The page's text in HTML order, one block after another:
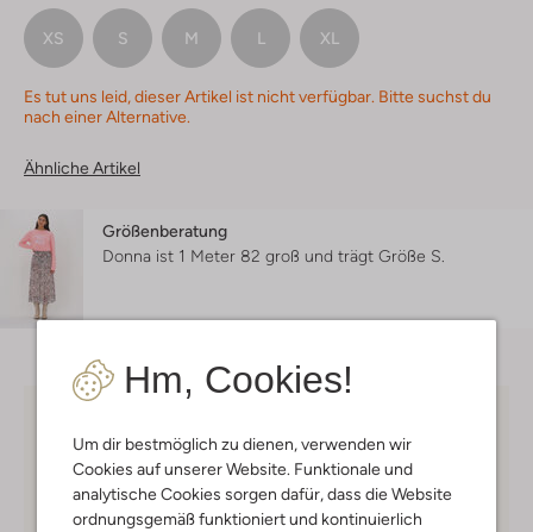
Hm, Cookies!
Um dir bestmöglich zu dienen, verwenden wir
Cookies auf unserer Website. Funktionale und
analytische Cookies sorgen dafür, dass die Website
ordnungsgemäß funktioniert und kontinuierlich
XS S M L XL
Es tut uns leid, dieser Artikel ist nicht verfügbar. Bitte suchst du
nach einer Alternative.
Ähnliche Artikel
Größenberatung
Donna ist 1 Meter 82 groß und trägt Größe S.
Mitglieder in Deutschland
Kauf auf Rechnung 30 TagenRückgaberecht